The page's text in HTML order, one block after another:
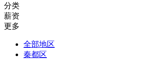
分类
薪资
更多
全部地区
秦都区